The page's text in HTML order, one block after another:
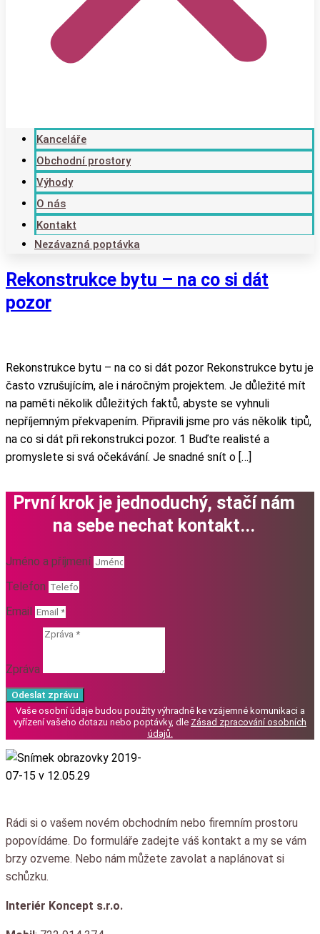
Kanceláře
Obchodní prostory
Výhody
O nás
Kontakt
Nezávazná poptávka
Rekonstrukce bytu – na co si dát
pozor
Rekonstrukce bytu – na co si dát pozor Rekonstrukce bytu je
často vzrušujícím, ale i náročným projektem. Je důležité mít
na paměti několik důležitých faktů, abyste se vyhnuli
nepříjemným překvapením. Připravili jsme pro vás několik tipů,
na co si dát při rekonstrukci pozor. 1 Buďte realisté a
promyslete si svá očekávání. Je snadné snít o […]
První krok je jednoduchý, stačí nám
na sebe nechat kontakt...
Jméno a příjmení
Telefon
Email
Zpráva
Odeslat zprávu
Vaše osobní údaje budou použity výhradně ke vzájemné komunikaci a
vyřízení vašeho dotazu nebo poptávky, dle Zásad zpracování osobních
údajů.
Rádi si o vašem novém obchodním nebo firemním prostoru
popovídáme. Do formuláře zadejte váš kontakt a my se vám
brzy ozveme. Nebo nám můžete zavolat a naplánovat si
schůzku.
Interiér Koncept s.r.o.